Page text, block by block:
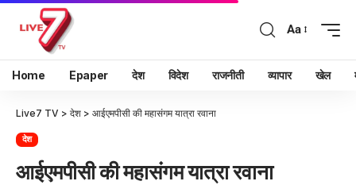
Aa
Home Epaper देश विदेश राजनीती व्यापार खेल
Live7 TV > देश > आईएमपीसी की महासंगम यात्रा रवाना
देश
आईएमपीसी की महासंगम यात्रा रवाना